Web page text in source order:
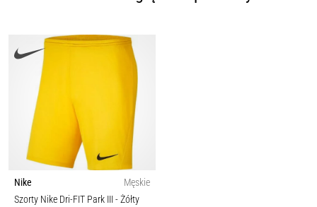
Nike
Męskie
Szorty Nike Dri-FIT Park III- Żółty